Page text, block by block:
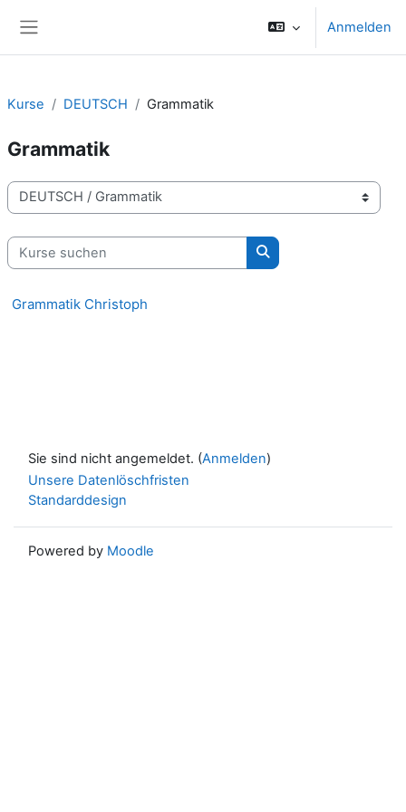
Anmelden
Kurse DEUTSCH Grammatik
Grammatik
Kursbereiche
Kurse suchen
Kurse suchen
Grammatik Christoph
Sie sind nicht angemeldet. (Anmelden)
Unsere Datenlöschfristen
Standarddesign
Powered by Moodle